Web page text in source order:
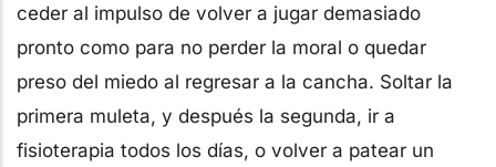
ceder al impulso de volver a jugar demasiado
pronto como para no perder la moral o quedar
preso del miedo al regresar a la cancha. Soltar la
primera muleta, y después la segunda, ir a
fisioterapia todos los días, o volver a patear un